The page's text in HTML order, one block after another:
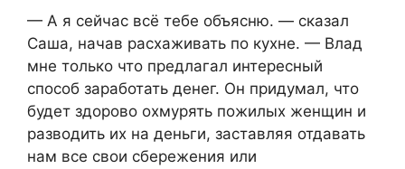
— А я сейчас всё тебе объясню. — сказал
Саша, начав расхаживать по кухне. — Влад
мне только что предлагал интересный
способ заработать денег. Он придумал, что
будет здорово охмурять пожилых женщин и
разводить их на деньги, заставляя отдавать
нам все свои сбережения или